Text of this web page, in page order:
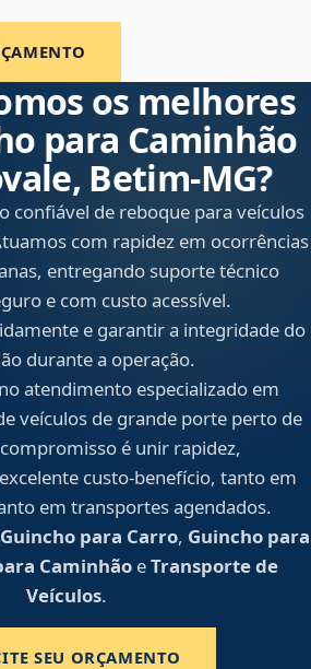
os melhores
para Caminhão
Betim‑MG?
confiável de reboque para veículos
com rapidez em ocorrências
entregando suporte técnico
e com custo acessível.
e garantir a integridade do
durante a operação.
atendimento especializado em
veículos de grande porte perto de
é unir rapidez,
custo-benefício, tanto em
em transportes agendados.
Guincho para Carro, Guincho para
CaminhãoeTransporte de
Veículos.
SEU ORÇAMENTO